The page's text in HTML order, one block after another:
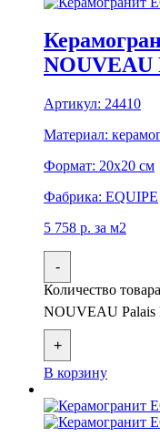
NOUVEAU
Артикул: 24410
Материал:
Формат: 20x20 см
Фабрика: EQUIPE
5 758 р. за м2
-
Количество
NOUVEAU Palais
+
В корзину